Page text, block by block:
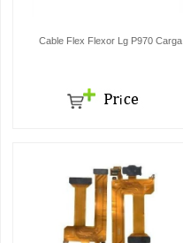
Cable Flex Flexor Lg P970 Carga